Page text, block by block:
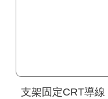
支架固定CRT導